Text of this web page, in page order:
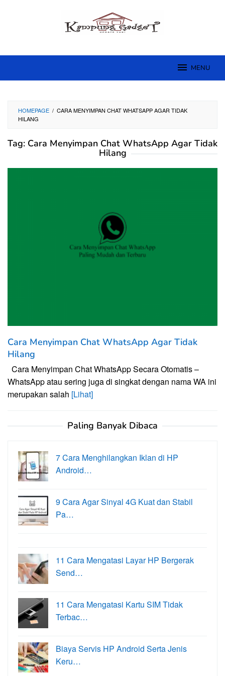
MENU
HOMEPAGE / CARA MENYIMPAN CHAT WHATSAPP AGAR TIDAK
HILANG
Tag: Cara Menyimpan Chat WhatsApp Agar Tidak
Hilang
Cara Menyimpan Chat WhatsApp Agar Tidak
Hilang
Cara Menyimpan Chat WhatsApp Secara Otomatis –
WhatsApp atau sering juga di singkat dengan nama WA ini
merupakan salah [Lihat]
Paling Banyak Dibaca
7 Cara Menghilangkan Iklan di HP
Android…
9 Cara Agar Sinyal 4G Kuat dan Stabil
Pa…
11 Cara Mengatasi Layar HP Bergerak
Send…
11 Cara Mengatasi Kartu SIM Tidak
Terbac…
Biaya Servis HP Android Serta Jenis
Keru…